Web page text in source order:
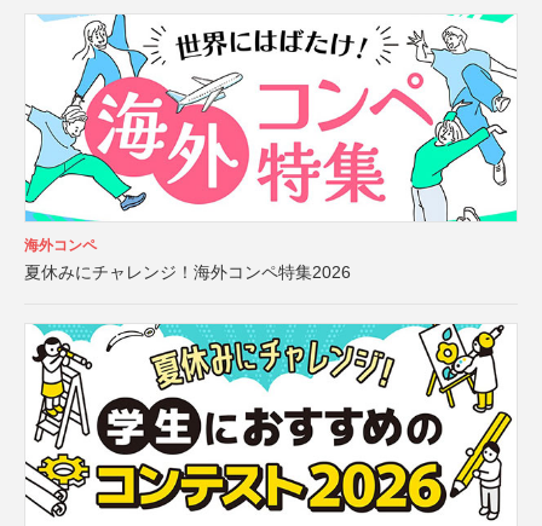
海外コンペ
夏休みにチャレンジ！海外コンペ特集2026